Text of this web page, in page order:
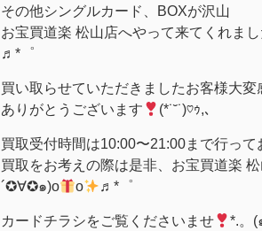
その他シングルカード、BOXが沢山
お宝買道楽 松山店へやって来てくれま
♬*゜
買い取らせていただきましたお客様大変
ありがとうございます
(*˙˘˙)♡ｩ,､
買取受付時間は10:00〜21:00まで行って
買取をお考えの際は是非、お宝買道楽
´✪∀✪๑)o
o ♬*゜
カードチラシをご覧くださいませ *.。